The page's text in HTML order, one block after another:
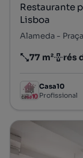
Restaurante
Lisboa
Preço por
77 m²
Andar rés
Casa10
Profissional